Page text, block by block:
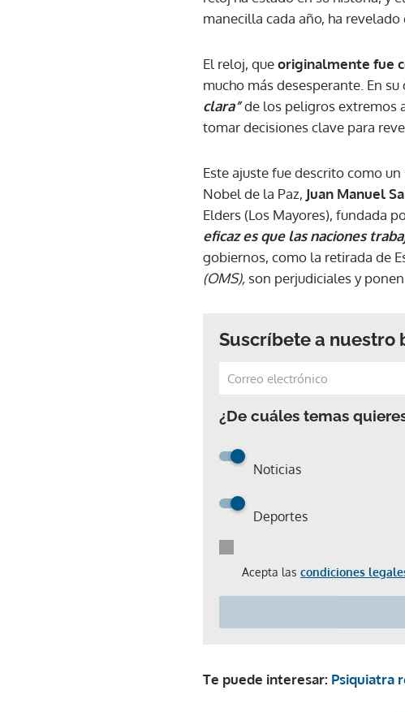
manecilla cada año, ha
El reloj, queoriginalmente fue
mucho más desesperante. En
clara”de los peligros extremos
tomar decisiones clave para
Este ajuste fue descrito como un
Nobel de la Paz, Juan Manuel
Elders (Los Mayores), fundada
eficaz es que las naciones
gobiernos, como la retirada de
(OMS), son perjudiciales y
Suscríbete a nuestro
¿De cuáles temas
Noticias
Deportes
Acepta las condiciones
Te puede interesar: Psiquiatra